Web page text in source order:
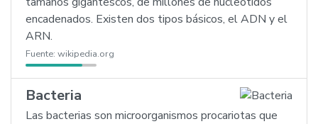
encadenados. Existen dos tipos básicos, el ADN y el
ARN.
Fuente: wikipedia.org
Bacteria
Las bacterias son microorganismos procariotas que